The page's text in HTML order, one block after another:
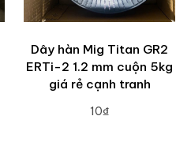
Dây hàn Mig Titan GR2
ERTi-2 1.2 mm cuộn 5kg
giá rẻ cạnh tranh
10₫